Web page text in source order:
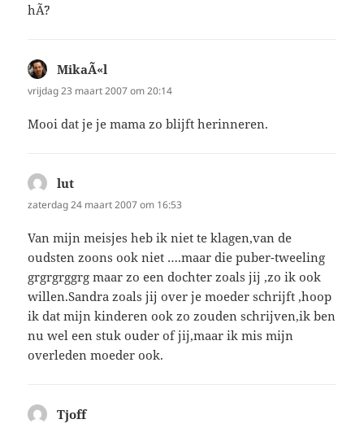
hÃ¨?
MikaÃ«l
vrijdag 23 maart 2007 om 20:14
Mooi dat je je mama zo blijft herinneren.
lut
zaterdag 24 maart 2007 om 16:53
Van mijn meisjes heb ik niet te klagen,van de
oudsten zoons ook niet ….maar die puber-tweeling
grgrgrggrg maar zo een dochter zoals jij ,zo ik ook
willen.Sandra zoals jij over je moeder schrijft ,hoop
ik dat mijn kinderen ook zo zouden schrijven,ik ben
nu wel een stuk ouder of jij,maar ik mis mijn
overleden moeder ook.
Tjoffschreef: